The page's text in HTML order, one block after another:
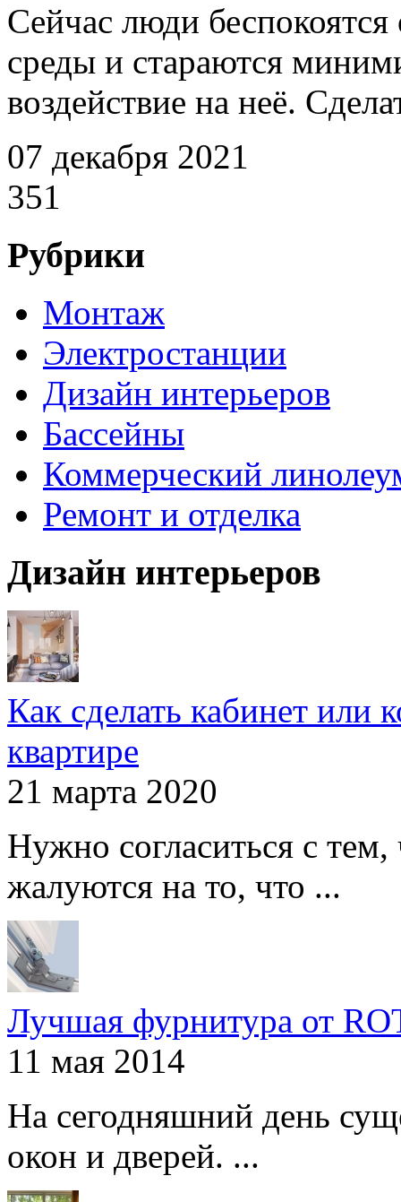
Сейчас люди
среды и стараются
воздействие на неё.
07 декабря 2021
351
Рубрики
Монтаж
Электростанции
Дизайн интерьеров
Бассейны
Коммерческий
Ремонт и отделка
Дизайн интерьеров
Как сделать кабинет или
квартире
21 марта 2020
Нужно согласиться с
жалуются на то, что ...
Лучшая фурнитура от
11 мая 2014
На сегодняшний день
окон и дверей. ...